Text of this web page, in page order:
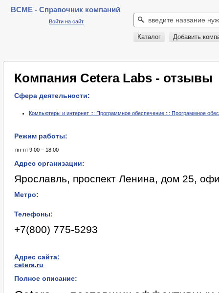
BCME - Справочник компаний
Войти на сайт
Каталог Добавить
Компания Cetera Labs - отзывы
Сфера деятельности:
Компьютеры и интернет ::: Программное обеспечение ::: Программное
Режим работы:
пн-пт9:00 – 18:00
Адрес организации:
Ярославль, проспект Ленина, дом 25,
Метро:
Телефоны:
+7(800) 775-5293
Адрес сайта:
cetera.ru
Полное описание: